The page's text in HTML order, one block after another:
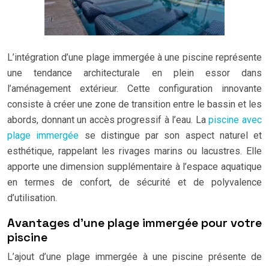
L’intégration d’une plage immergée à une piscine représente
une tendance architecturale en plein essor dans
l’aménagement extérieur. Cette configuration innovante
consiste à créer une zone de transition entre le bassin et les
abords, donnant un accès progressif à l’eau. Lapiscine avec
plage immergée se distingue par son aspect naturel et
esthétique, rappelant les rivages marins ou lacustres. Elle
apporte une dimension supplémentaire à l’espace aquatique
en termes de confort, de sécurité et de polyvalence
d’utilisation.
Avantages d’une plage immergée pour votre
piscine
L’ajout d’une plage immergée à une piscine présente de